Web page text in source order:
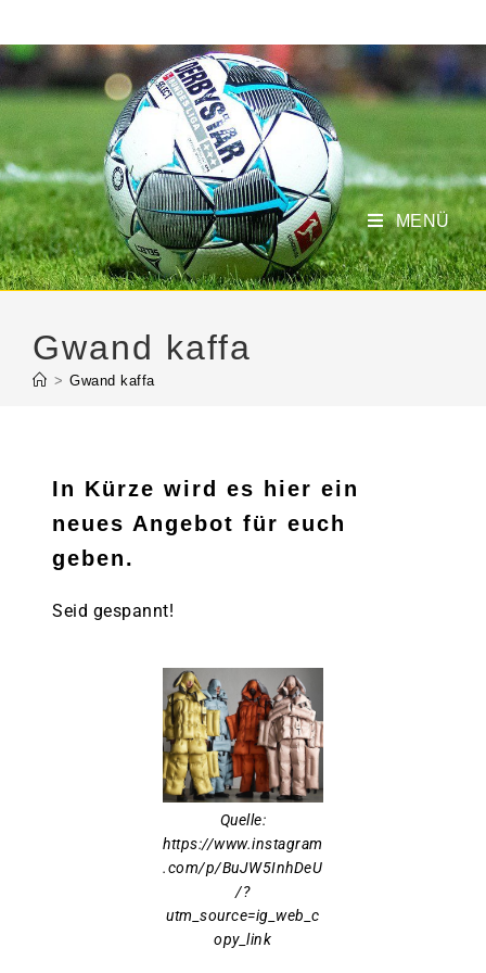
MENÜ
Gwand kaffa
> Gwand kaffa
In Kürze wird es hier ein
neues Angebot für euch
geben.
Seid gespannt!
Quelle:
https://www.instagram
.com/p/BuJW5InhDeU
/?
utm_source=ig_web_c
opy_link